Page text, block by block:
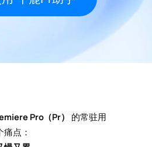
Pro（Pr）
的常驻用
点：